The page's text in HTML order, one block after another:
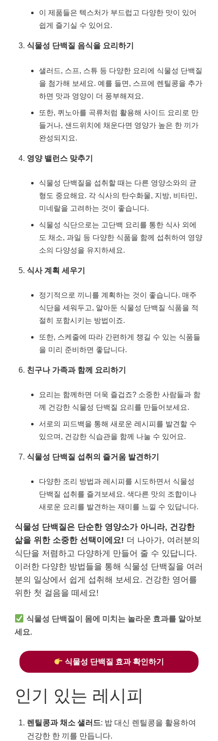
이 제품들은 텍스처가 부드럽고 다양한 맛이 있어
쉽게 즐기실 수 있어요.
식물성 단백질 음식을 요리하기
샐러드, 스프, 스튜 등 다양한 요리에 식물성 단백질
을 첨가해 보세요. 예를 들면, 스프에 렌틸콩을 추가
하면 맛과 영양이 더 풍부해져요.
또한, 퀴노아를 곡류처럼 활용해 사이드 요리로 만
들거나, 샌드위치에 채운다면 영양가 높은 한 끼가
완성되지요.
영양 밸런스 맞추기
식물성 단백질을 섭취할 때는 다른 영양소와의 균
형도 중요해요. 각 식사의 탄수화물, 지방, 비타민,
미네랄을 고려하는 것이 좋습니다.
식물성 식단으로는 고단백 요리를 통한 식사 외에
도 채소, 과일 등 다양한 식품을 함께 섭취하여 영양
소의 다양성을 유지하세요.
식사 계획 세우기
정기적으로 끼니를 계획하는 것이 좋습니다. 매주
식단을 세워두고, 알아둔 식물성 단백질 식품을 적
절히 포함시키는 방법이죠.
또한, 스케줄에 따라 간편하게 챙길 수 있는 식품들
을 미리 준비하면 좋답니다.
친구나 가족과 함께 요리하기
요리는 함께하면 더욱 즐겁죠? 소중한 사람들과 함
께 건강한 식물성 단백질 요리를 만들어보세요.
서로의 피드백을 통해 새로운 레시피를 발견할 수
있으며, 건강한 식습관을 함께 나눌 수 있어요.
식물성 단백질 섭취의 즐거움 발견하기
다양한 조리 방법과 레시피를 시도하면서 식물성
단백질 섭취를 즐겨보세요. 색다른 맛의 조합이나
새로운 요리를 발견하는 재미를 느낄 수 있답니다.
식물성 단백질은 단순한 영양소가 아니라, 건강한
삶을 위한 소중한 선택이에요! 더 나아가, 여러분의
식단을 저렴하고 다양하게 만들어 줄 수 있답니다.
이러한 다양한 방법들을 통해 식물성 단백질을 여러
분의 일상에서 쉽게 섭취해 보세요. 건강한 영어를
위한 첫 걸음을 떼세요!
식물성 단백질이 몸에 미치는 놀라운 효과를 알아보
세요.
식물성 단백질 효과 확인하기
인기 있는 레시피
렌틸콩과 채소 샐러드: 밥 대신 렌틸콩을 활용하여
건강한 한 끼를 만듭니다.